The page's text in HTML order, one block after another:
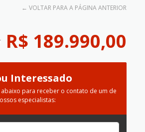
← VOLTAR PARA A PÁGINA ANTERIOR
R$ 189.990,00
Interessado
para receber o contato de um de
especialistas: